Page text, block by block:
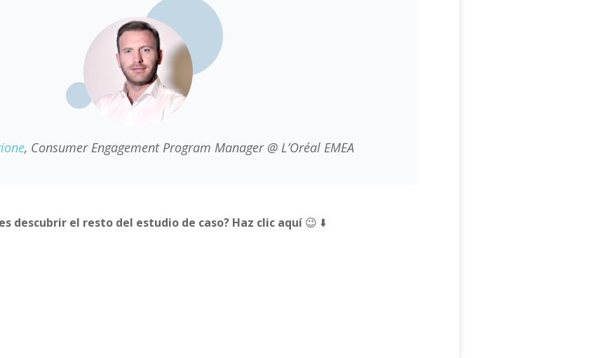
, Consumer Engagement Program Manager @ L’Oréal EMEA
descubrir el resto del estudio de caso? Haz clic aquí 😉 ⬇️